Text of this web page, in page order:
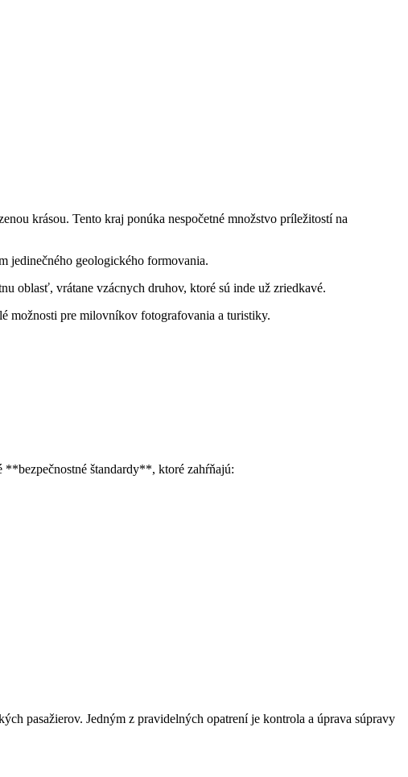
krásou. Tento kraj ponúka nespočetné množstvo príležitostí na
jedinečného geologického formovania.
oblasť, vrátane vzácnych druhov, ktoré sú inde už zriedkavé.
možnosti pre milovníkov fotografovania a turistiky.
štandardy**, ktoré zahŕňajú:
pasažierov. Jedným z pravidelných opatrení je kontrola a úprava súpravy